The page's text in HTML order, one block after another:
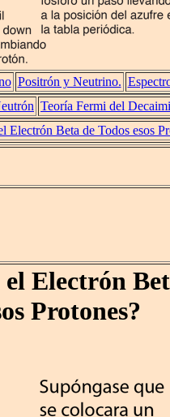
Positrón y Neutrino.
Teoría Fermi del
Electrón Beta de Todos esos
Electrón
Protones?